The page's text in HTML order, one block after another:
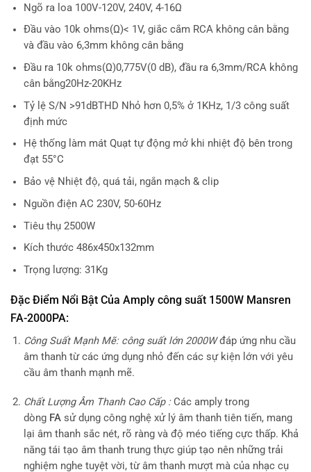
Ngõ ra loa 100V-120V, 240V, 4-16Ω
Đầu vào 10k ohms(Ω)< 1V, giắc cắm RCA không cân bằng
và đầu vào 6,3mm không cân bằng
Đầu ra 10k ohms(Ω)0,775V(0 dB), đầu ra 6,3mm/RCA không
cân bằng20Hz-20KHz
Tỷ lệ S/N >91dBTHD Nhỏ hơn 0,5% ở 1KHz, 1/3 công suất
định mức
Hệ thống làm mát Quạt tự động mở khi nhiệt độ bên trong
đạt 55°C
Bảo vệ Nhiệt độ, quá tải, ngắn mạch & clip
Nguồn điện AC 230V, 50-60Hz
Tiêu thụ 2500W
Kích thước 486x450x132mm
Trọng lượng: 31Kg
Đặc Điểm Nổi Bật Của Amply công suất 1500W Mansren
FA-2000PA:
Công Suất Mạnh Mẽ: công suất lớn 2000Wđáp ứng nhu cầu
âm thanh từ các ứng dụng nhỏ đến các sự kiện lớn với yêu
cầu âm thanh mạnh mẽ.
Chất Lượng Âm Thanh Cao Cấp : Các amply trong
dòng FAsử dụng công nghệ xử lý âm thanh tiên tiến, mang
lại âm thanh sắc nét, rõ ràng và độ méo tiếng cực thấp. Khả
năng tái tạo âm thanh trung thực giúp tạo nên những trải
nghiệm nghe tuyệt vời, từ âm thanh mượt mà của nhạc cụ